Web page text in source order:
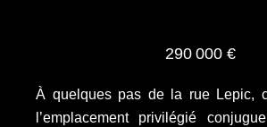
290 000 €
À quelques pas de la rue Lepic,
l’emplacement privilégié